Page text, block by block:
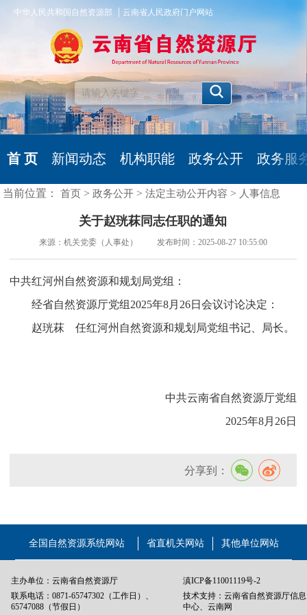
中华人民共和国自然资源部 |云南省人民政府门户网站
首 页 新闻动态 机构职能 政务公开 政务服
当前位置：首页 > 政务公开 >法定主动公开内容 > 人事信息
关于赵珖菻同志任职的通知
来源：机关党委（人事处） 发布时间：2025-08-27 10:55:00
中共红河州自然资源和规划局党组：
经省自然资源厅党组2025年8月26日会议讨论决定：
赵珖菻 任红河州自然资源和规划局党组书记、局长。
中共云南省自然资源厅党组
2025年8月26日
分享到：
全国自然资源系统网站 省直机关网站 其他单位网站
主办单位：云南省自然资源厅
滇ICP备11001119号-2
联系电话：0871-65747302（工作日）、
65747088（节假日）
技术支持：云南省自然资源厅信息
中心、云南网